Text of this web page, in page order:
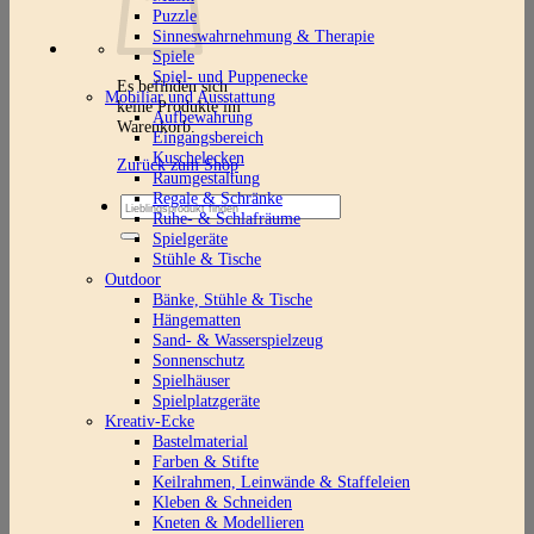
Es befinden sich
keine Produkte im
Warenkorb.
Zurück zum Shop
Suchen
nach:
Puzzle
Sinneswahrnehmung & Therapie
Spiele
Spiel- und Puppenecke
Mobiliar und Ausstattung
Aufbewahrung
Eingangsbereich
Kuschelecken
Raumgestaltung
Regale & Schränke
Ruhe- & Schlafräume
Spielgeräte
Stühle & Tische
Outdoor
Bänke, Stühle & Tische
Hängematten
Sand- & Wasserspielzeug
Sonnenschutz
Spielhäuser
Spielplatzgeräte
Kreativ-Ecke
Bastelmaterial
Farben & Stifte
Keilrahmen, Leinwände & Staffeleien
Kleben & Schneiden
Kneten & Modellieren